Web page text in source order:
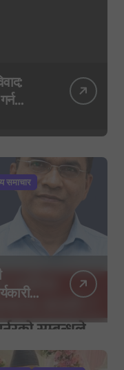
समाचार